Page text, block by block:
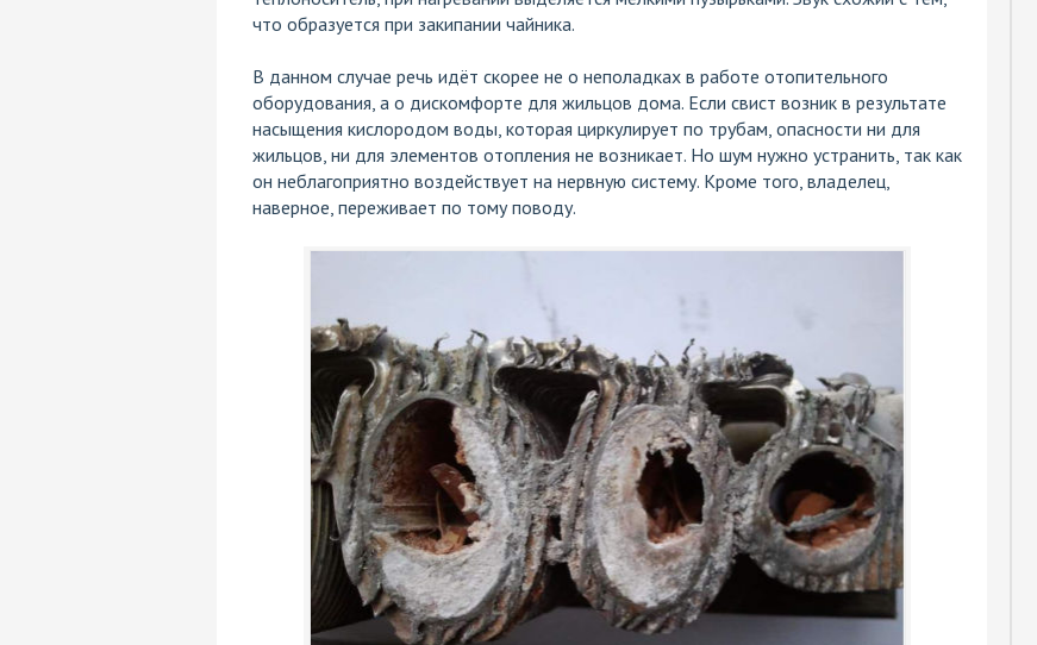
что образуется при закипании чайника.
В данном случае речь идёт скорее не о неполадках в работе отопительного
оборудования, а о дискомфорте для жильцов дома. Если свист возник в результате
насыщения кислородом воды, которая циркулирует по трубам, опасности ни для
жильцов, ни для элементов отопления не возникает. Но шум нужно устранить, так как
он неблагоприятно воздействует на нервную систему. Кроме того, владелец,
наверное, переживает по тому поводу.